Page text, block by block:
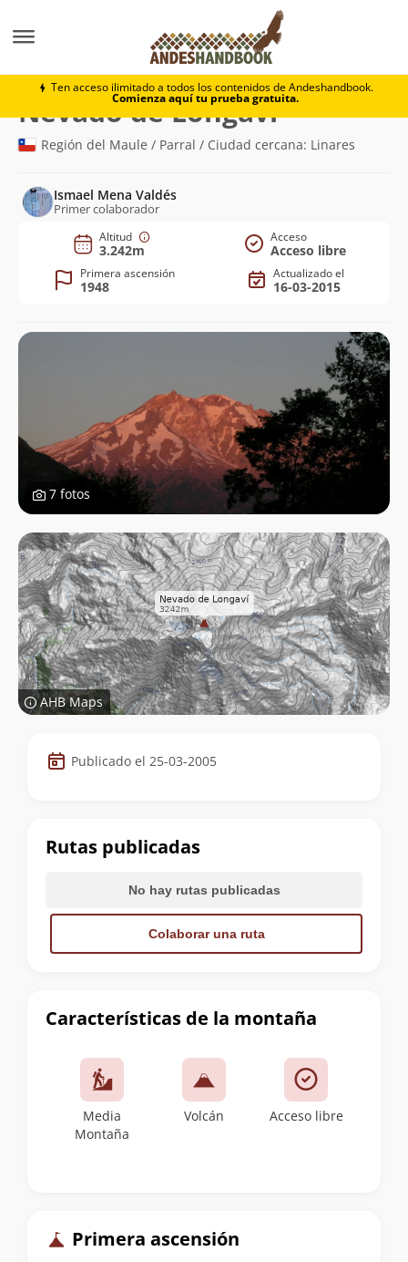
Ten acceso ilimitado a todos los contenidos de Andeshandbook.
Comienza aquí tu prueba gratuita.
Nevado de Longaví
Nevado de Longaví(3.242m)
Región del Maule / Parral / Ciudad cercana: Linares
Ismael Mena Valdés
Primer colaborador
Altitud
3.242m
Acceso
Acceso libre
Primera ascensión
1948
Actualizado el
16-03-2015
7 fotos
AHB Maps
Datos
de
cumbre
Publicado el 25-03-2005
Características de la montaña
Media
Montaña
Volcán Acceso libre
Primera ascensión
Rutas publicadas
No hay rutas publicadas
Colaborar una ruta